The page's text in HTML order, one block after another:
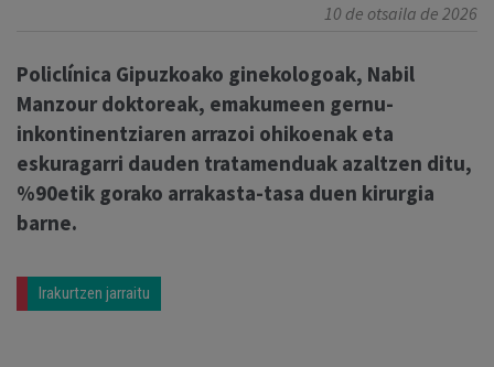
10 de otsaila de 2026
Policlínica Gipuzkoako ginekologoak, Nabil
Manzour doktoreak, emakumeen gernu-
inkontinentziaren arrazoi ohikoenak eta
eskuragarri dauden tratamenduak azaltzen ditu,
%90etik gorako arrakasta-tasa duen kirurgia
barne.
Irakurtzen jarraitu